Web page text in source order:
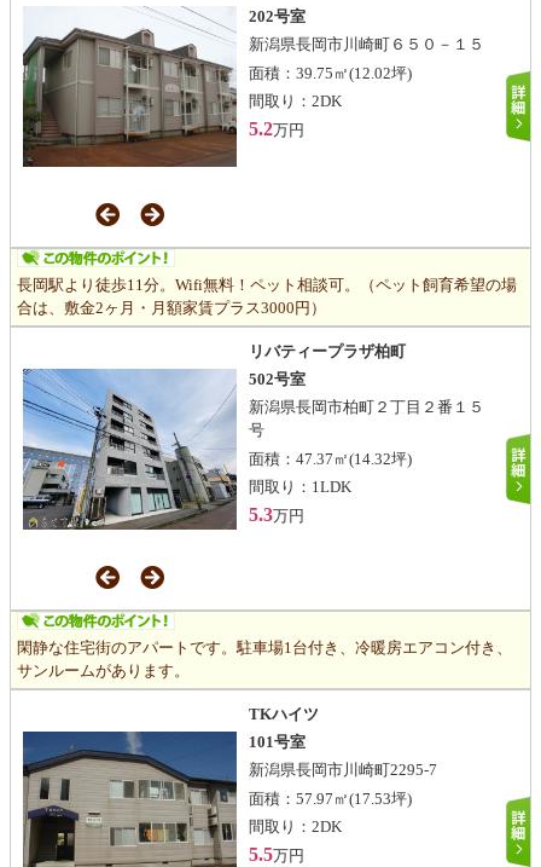
202号室
新潟県長岡市川崎町６５０－１５
面積： 39.75㎡(12.02坪)
間取り： 2DK
5.2万円
長岡駅より徒歩11分。Wifi無料！ペット相談可。（ペット飼育希望の場
合は、敷金2ヶ月・月額家賃プラス3000円）
リバティープラザ柏町
502号室
新潟県長岡市柏町２丁目２番１５
号
面積： 47.37㎡(14.32坪)
間取り： 1LDK
5.3万円
閑静な住宅街のアパートです。駐車場1台付き、冷暖房エアコン付き、
サンルームがあります。
TKハイツ
101号室
新潟県長岡市川崎町2295-7
面積： 57.97㎡(17.53坪)
間取り： 2DK
5.5万円